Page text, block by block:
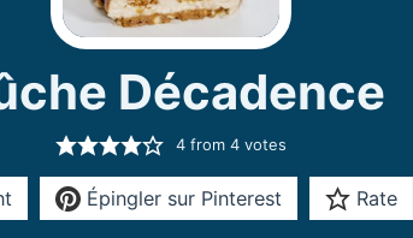
Décadence
4from 4votes
Épingler sur Pinterest Rate